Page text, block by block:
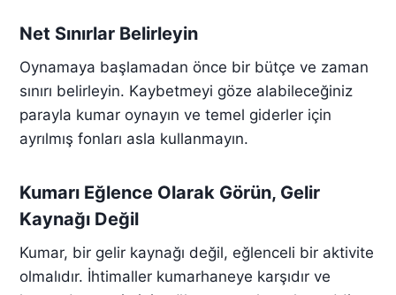
Net Sınırlar Belirleyin
Oynamaya başlamadan önce bir bütçe ve zaman
sınırı belirleyin. Kaybetmeyi göze alabileceğiniz
parayla kumar oynayın ve temel giderler için
ayrılmış fonları asla kullanmayın.
Kumarı Eğlence Olarak Görün, Gelir
Kaynağı Değil
Kumar, bir gelir kaynağı değil, eğlenceli bir aktivite
olmalıdır. İhtimaller kumarhaneye karşıdır ve